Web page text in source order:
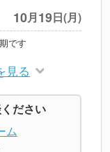
小計は税別です
10月19日(月)
です
見る
ださい
ム